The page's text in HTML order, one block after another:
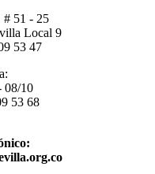
# 51 - 25
Local 9
53 47
08/10
53 68